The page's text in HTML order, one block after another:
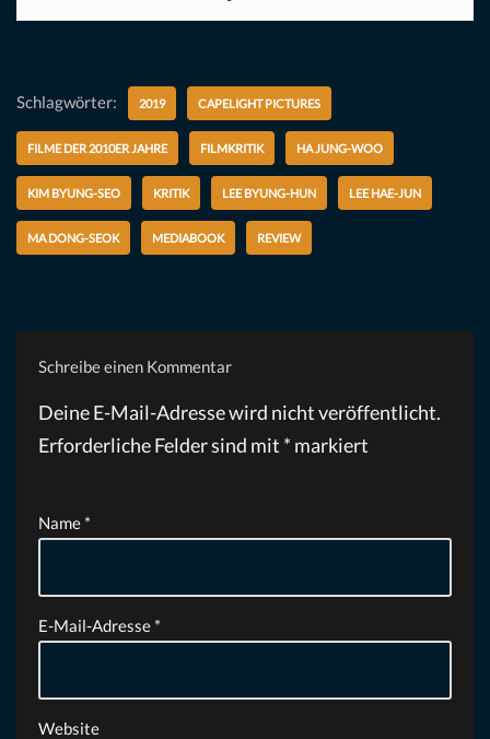
Schlagwörter: 2019 CAPELIGHT PICTURES
FILME DER 2010ER JAHRE FILMKRITIK HA JUNG-WOO
KIM BYUNG-SEO KRITIK LEE BYUNG-HUN LEE HAE-JUN
MA DONG-SEOK MEDIABOOK REVIEW
Schreibe einen Kommentar
Deine E-Mail-Adresse wird nicht veröffentlicht.
Erforderliche Felder sind mit * markiert
Name *
E-Mail-Adresse *
Website